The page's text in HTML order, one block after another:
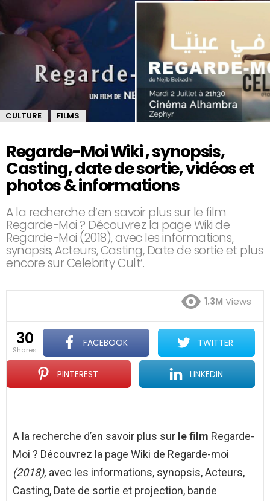
CULTURE FILMS
Regarde-Moi Wiki , synopsis,
Casting, date de sortie, vidéos et
photos & informations
A la recherche d’en savoir plus sur le film
Regarde-Moi ? Découvrez la page Wiki de
Regarde-Moi (2018), avec les informations,
synopsis, Acteurs, Casting, Date de sortie et plus
encore sur Celebrity Cult’.
1.3M Views
30
shares
FACEBOOK TWITTER
PINTEREST LINKEDIN
A la recherche d’en savoir plus sur le film Regarde-
Moi ? Découvrez la page Wiki de Regarde-moi
(2018), avec les informations, synopsis, Acteurs,
Casting, Date de sortie et projection, bande